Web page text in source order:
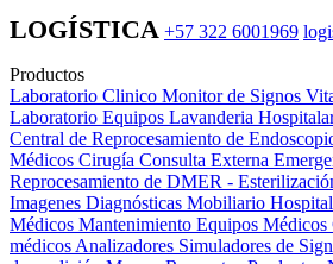
LOGÍSTICA +57 322 6001969
Productos
Laboratorio Clinico Monitor de Signos
Laboratorio Equipos Lavanderia
Central de Reprocesamiento de
Médicos Cirugía Consulta Externa
Reprocesamiento de DMER -
Imagenes Diagnósticas Mobiliario
Médicos Mantenimiento Equipos Médicos
médicos Analizadores Simuladores de